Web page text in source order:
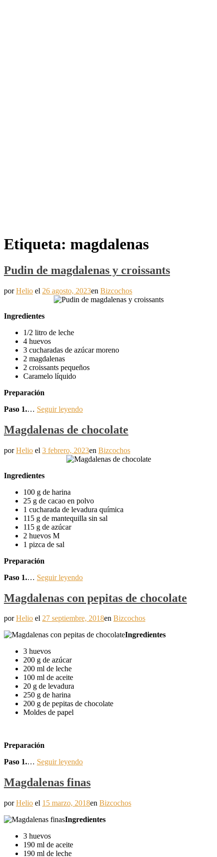
Etiqueta: magdalenas
Pudin de magdalenas y croissants
porHelio el 26 agosto, 2023en Bizcochos
Ingredientes
1/2 litro de leche
4 huevos
3 cucharadas de azúcar moreno
2 magdalenas
2 croissants pequeños
Caramelo líquido
Preparación
Paso 1.… Seguir leyendo
Magdalenas de chocolate
porHelio el 3 febrero, 2023en Bizcochos
Ingredientes
100 g de harina
25 g de cacao en polvo
1 cucharada de levadura química
115 g de mantequilla sin sal
115 g de azúcar
2 huevos M
1 pizca de sal
Preparación
Paso 1.… Seguir leyendo
Magdalenas con pepitas de chocolate
porHelio el 27 septiembre, 2018en Bizcochos
Ingredientes
3 huevos
200 g de azúcar
200 ml de leche
100 ml de aceite
20 g de levadura
250 g de harina
200 g de pepitas de chocolate
Moldes de papel
Preparación
Paso 1.… Seguir leyendo
Magdalenas finas
porHelio el 15 marzo, 2018en Bizcochos
Ingredientes
3 huevos
190 ml de aceite
190 ml de leche